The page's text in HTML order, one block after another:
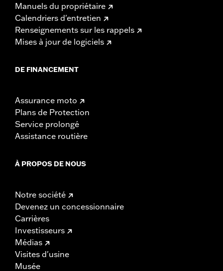
Manuels du propriétaire
Calendriers d'entretien
Renseignements sur les rappels
Mises à jour de logiciels
DE FINANCEMENT
Assurance moto
Plans de Protection
Service prolongé
Assistance routière
À PROPOS DE NOUS
Notre société
Devenez un concessionnaire
Carrières
Investisseurs
Médias
Visites d'usine
Musée